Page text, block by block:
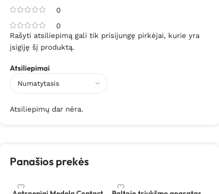
0
0
Atsiliepimai
Atsiliepimų dar nėra.
Rašyti atsiliepimą gali tik prisijungę pirkėjai, kurie yra
įsigiję šį produktą.
Panašios prekės